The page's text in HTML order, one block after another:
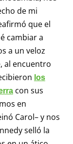
de mi
que el
cambiar a
a un veloz
al encuentro
los
con sus
en
Carol– y nos
selló la